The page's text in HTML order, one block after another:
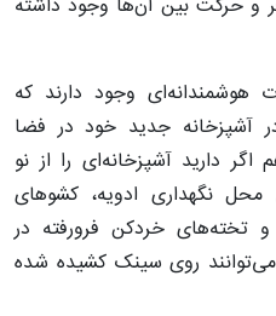
و حرکت بین آن‌ها وجود داشته
هوشمندانه‌ای وجود دارند که
آشپزخانه جدید خود در فضا
دارید آشپزخانه‌ای را از نو
محل نگهداری ادویه، کشوهای
خردکن فرورفته در
روی سینک کشیده شده